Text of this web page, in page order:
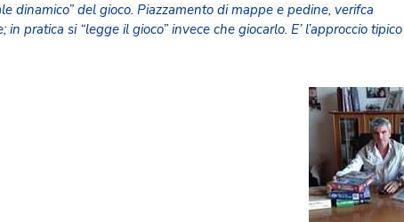
dinamico” del gioco. Piazzamento di mappe e pedine, verifca
pratica si “legge il gioco” invece che giocarlo. E’ l’approccio